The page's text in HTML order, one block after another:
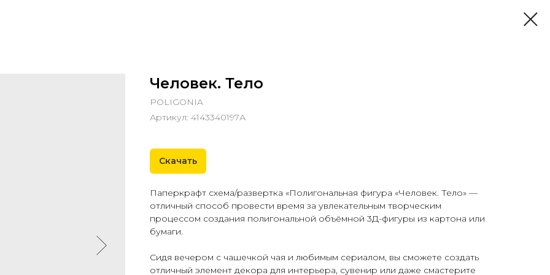
Человек. Тело
POLIGONIA
Артикул: 4143340197А
Скачать
Паперкрафт схема/развертка «Полигональная фигура «Человек. Тело» —
отличный способ провести время за увлекательным творческим
процессом создания полигональной объёмной 3Д-фигуры из картона или
бумаги.
Сидя вечером с чашечкой чая и любимым сериалом, вы сможете создать
отличный элемент декора для интерьера, сувенир или даже смастерите